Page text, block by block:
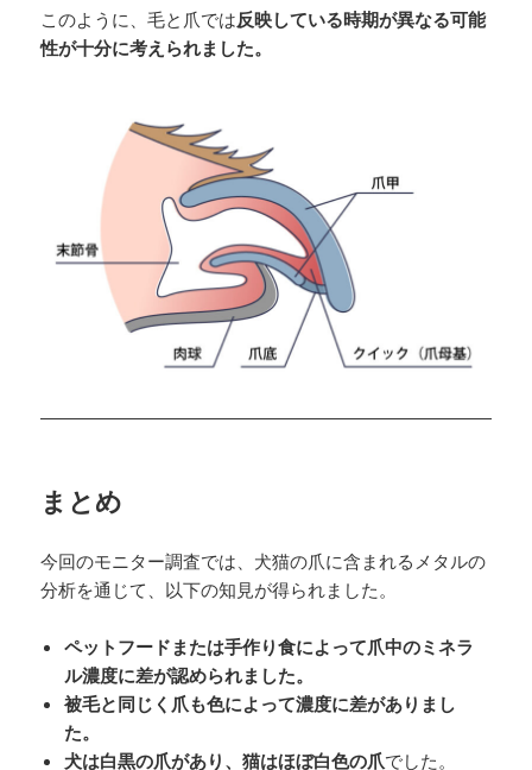
このように、毛と爪では反映している時期が異なる可能
性が十分に考えられました。
まとめ
今回のモニター調査では、犬猫の爪に含まれるメタルの
分析を通じて、以下の知見が得られました。
ペットフードまたは手作り食によって爪中のミネラ
ル濃度に差が認められました。
被毛と同じく爪も色によって濃度に差がありまし
た。
犬は白黒の爪があり、猫はほぼ白色の爪でした。